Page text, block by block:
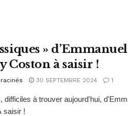
» d’Emmanuel
Coston à saisir !
30 SEPTEMBRE 2024 1
difficiles à trouver aujourd'hui,
saisir !